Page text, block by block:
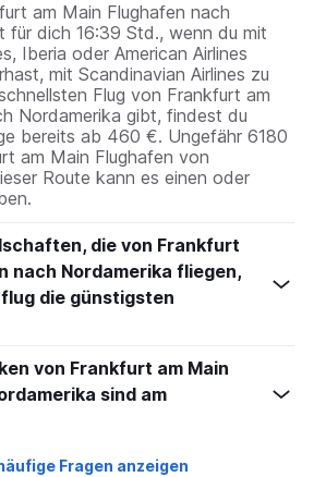
am Main Flughafen nach
für dich 16:39 Std., wenn du mit
Iberia oder American Airlines
mit Scandinavian Airlines zu
Flug von Frankfurt am
Nordamerika gibt, findest du
bereits ab 460 €. Ungefähr 6180
am Main Flughafen von
Route kann es einen oder
die von Frankfurt
nach Nordamerika fliegen,
die günstigsten
von Frankfurt am Main
sind am
Fragen anzeigen